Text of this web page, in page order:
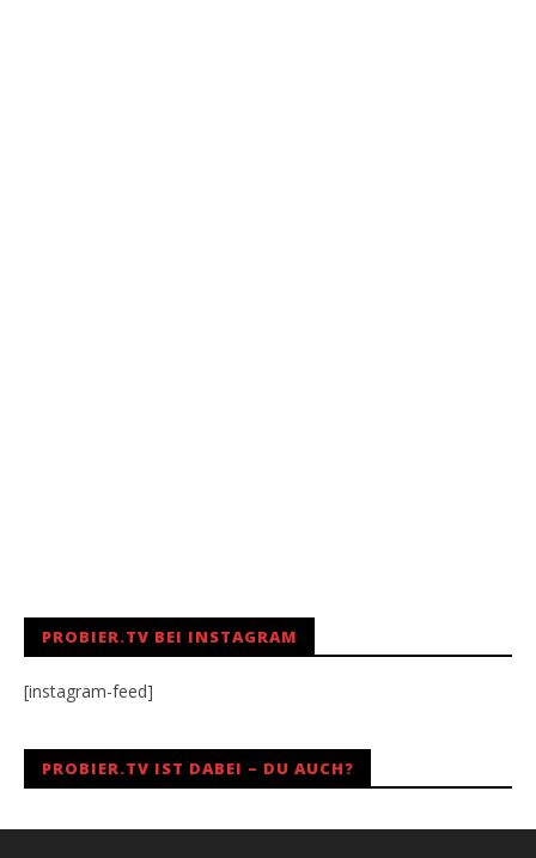
PROBIER.TV BEI INSTAGRAM
[instagram-feed]
PROBIER.TV IST DABEI – DU AUCH?